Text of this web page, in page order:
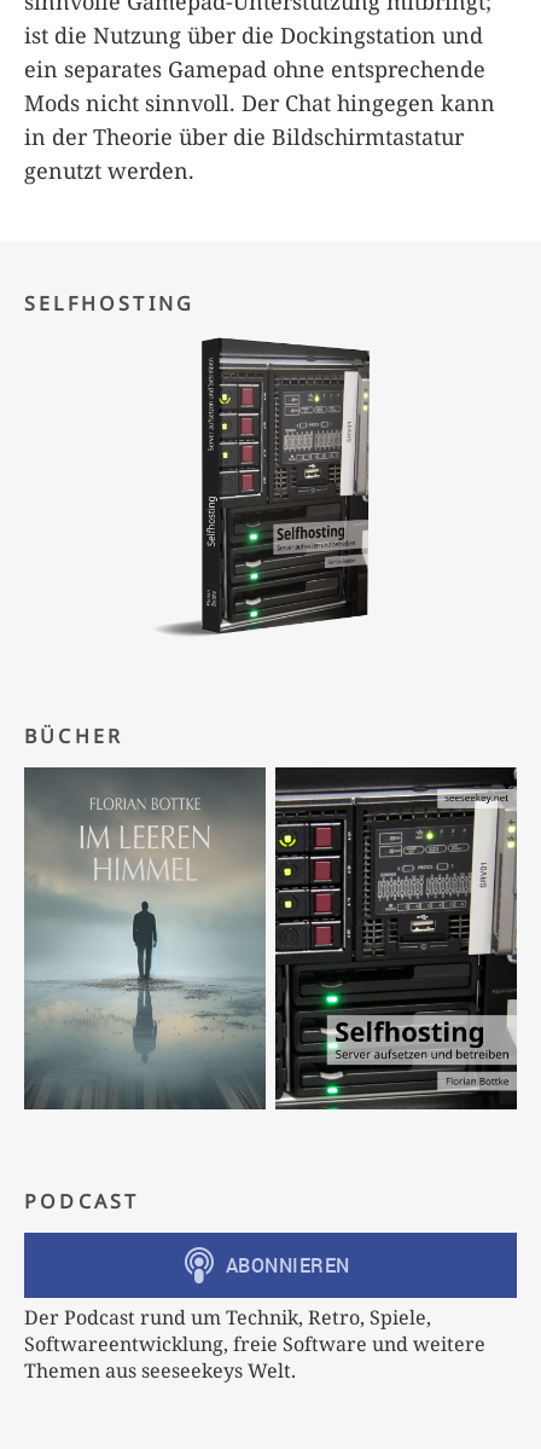
ist die Nutzung über die Dockingstation und
ein separates Gamepad ohne entsprechende
Mods nicht sinnvoll. Der Chat hingegen kann
in der Theorie über die Bildschirmtastatur
genutzt werden.
SELFHOSTING
BÜCHER
PODCAST
Der Podcast rund um Technik, Retro, Spiele,
Softwareentwicklung, freie Software und weitere
Themen aus seeseekeys Welt.